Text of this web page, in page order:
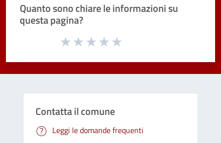
Quanto sono chiare le informazioni su
questa pagina?
Valuta da 1 a 5 stelle la pagina
Contatta il comune
Leggi le domande frequenti